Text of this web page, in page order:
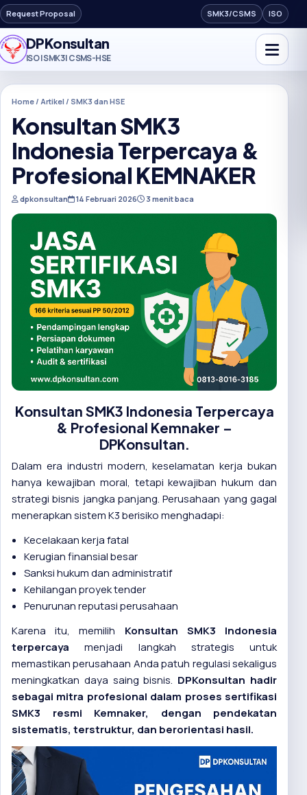
Request Proposal SMK3/CSMS ISO
DPKonsultan
ISO | SMK3 | CSMS-HSE
Home / Artikel / SMK3 dan HSE
Konsultan SMK3
Indonesia Terpercaya &
Profesional KEMNAKER
dpkonsultan 14 Februari 2026 3 menit baca
Konsultan SMK3 Indonesia Terpercaya
& Profesional Kemnaker –
DPKonsultan.
Dalam era industri modern, keselamatan kerja bukan
hanya kewajiban moral, tetapi kewajiban hukum dan
strategi bisnis jangka panjang. Perusahaan yang gagal
menerapkan sistem K3 berisiko menghadapi:
Kecelakaan kerja fatal
Kerugian finansial besar
Sanksi hukum dan administratif
Kehilangan proyek tender
Penurunan reputasi perusahaan
Karena itu, memilih Konsultan SMK3 Indonesia
terpercaya menjadi langkah strategis untuk
memastikan perusahaan Anda patuh regulasi sekaligus
meningkatkan daya saing bisnis. DPKonsultan hadir
sebagai mitra profesional dalam proses sertifikasi
SMK3 resmi Kemnaker, dengan pendekatan
sistematis, terstruktur, dan berorientasi hasil.